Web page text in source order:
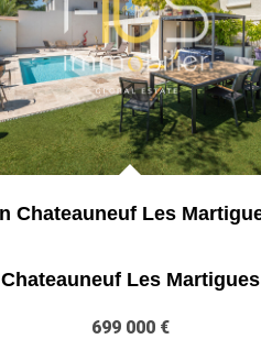
Chateauneuf Les Martigues
699 000 €